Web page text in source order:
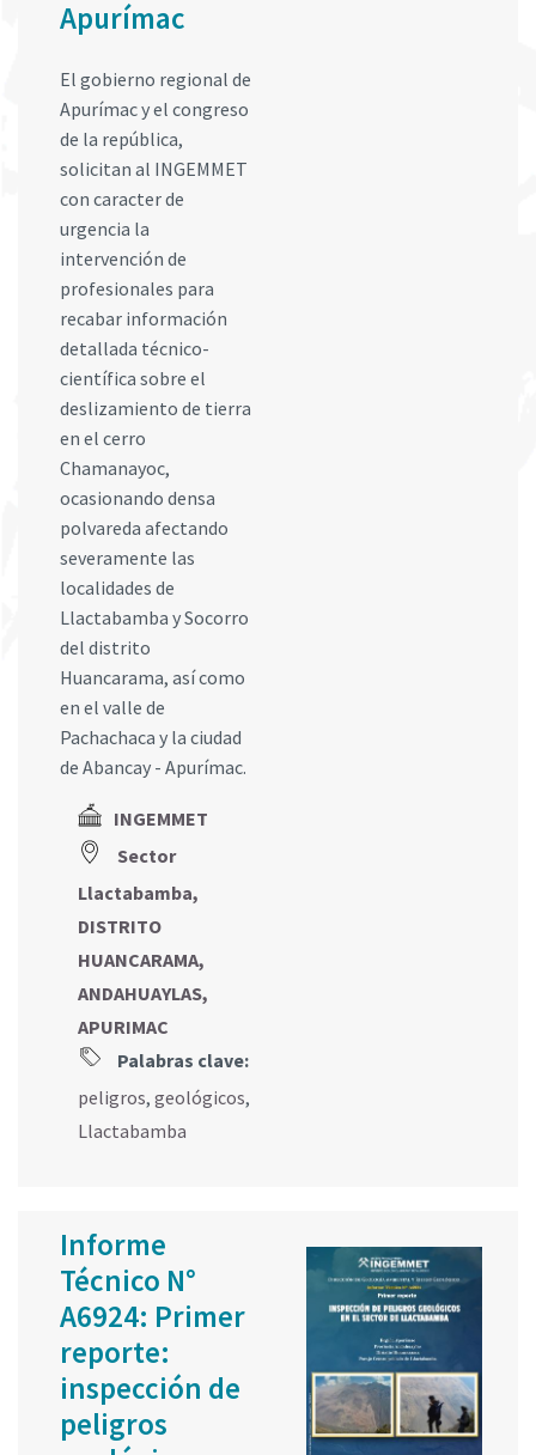
Apurímac
El gobierno regional de
Apurímac y el congreso
de la república,
solicitan al INGEMMET
con caracter de
urgencia la
intervención de
profesionales para
recabar información
detallada técnico-
científica sobre el
deslizamiento de tierra
en el cerro
Chamanayoc,
ocasionando densa
polvareda afectando
severamente las
localidades de
Llactabamba y Socorro
del distrito
Huancarama, así como
en el valle de
Pachachaca y la ciudad
de Abancay - Apurímac.
INGEMMET
Sector
Llactabamba,
DISTRITO
HUANCARAMA,
ANDAHUAYLAS,
APURIMAC
Palabras clave:
peligros, geológicos,
Llactabamba
Informe
Técnico N°
A6924: Primer
reporte:
inspección de
peligros